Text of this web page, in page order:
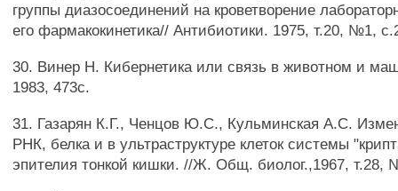
группы диазосоединений на кроветворение
его фармакокинетика// Антибиотики. 1975, т.20, №1,
30. Винер Н. Кибернетика или связь в животном и
1983, 473с.
31. Газарян К.Г., Ченцов Ю.С., Кульминская A.C.
РНК, белка и в ультраструктуре клеток системы
эпителия тонкой кишки. //Ж. Общ. биолог.,1967, т.28,